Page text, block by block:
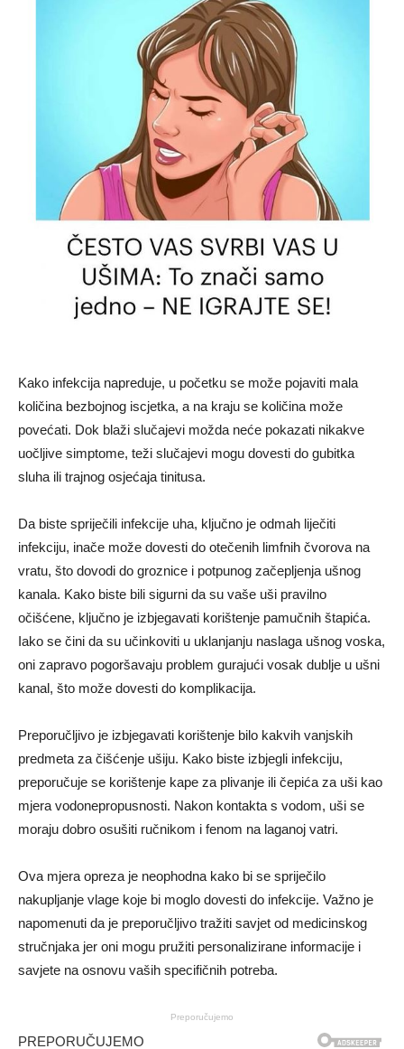
Kako infekcija napreduje, u početku se može pojaviti mala
količina bezbojnog iscjetka, a na kraju se količina može
povećati. Dok blaži slučajevi možda neće pokazati nikakve
uočljive simptome, teži slučajevi mogu dovesti do gubitka
sluha ili trajnog osjećaja tinitusa.
Da biste spriječili infekcije uha, ključno je odmah liječiti
infekciju, inače može dovesti do otečenih limfnih čvorova na
vratu, što dovodi do groznice i potpunog začepljenja ušnog
kanala. Kako biste bili sigurni da su vaše uši pravilno
očišćene, ključno je izbjegavati korištenje pamučnih štapića.
Iako se čini da su učinkoviti u uklanjanju naslaga ušnog voska,
oni zapravo pogoršavaju problem gurajući vosak dublje u ušni
kanal, što može dovesti do komplikacija.
Preporučljivo je izbjegavati korištenje bilo kakvih vanjskih
predmeta za čišćenje ušiju. Kako biste izbjegli infekciju,
preporučuje se korištenje kape za plivanje ili čepića za uši kao
mjera vodonepropusnosti. Nakon kontakta s vodom, uši se
moraju dobro osušiti ručnikom i fenom na laganoj vatri.
Ova mjera opreza je neophodna kako bi se spriječilo
nakupljanje vlage koje bi moglo dovesti do infekcije. Važno je
napomenuti da je preporučljivo tražiti savjet od medicinskog
stručnjaka jer oni mogu pružiti personalizirane informacije i
savjete na osnovu vaših specifičnih potreba.
Preporučujemo